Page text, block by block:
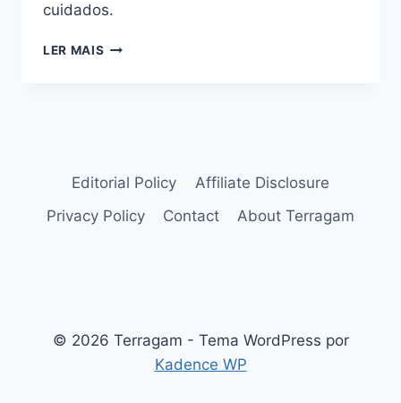
cuidados.
LER MAIS LEUCANTHEMUM
Editorial Policy
Affiliate Disclosure
Privacy Policy
Contact About Terragam
© 2026 Terragam - Tema WordPress por
Kadence WP